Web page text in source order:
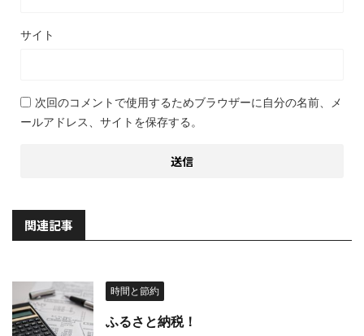
サイト
次回のコメントで使用するためブラウザーに自分の名前、メ
ールアドレス、サイトを保存する。
関連記事
時間と節約
ふるさと納税！